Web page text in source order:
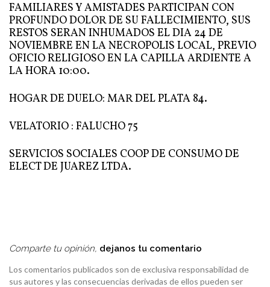
FAMILIARES Y AMISTADES PARTICIPAN CON
PROFUNDO DOLOR DE SU FALLECIMIENTO, SUS
RESTOS SERAN INHUMADOS EL DIA 24 DE
NOVIEMBRE EN LA NECROPOLIS LOCAL, PREVIO
OFICIO RELIGIOSO EN LA CAPILLA ARDIENTE A
LA HORA 10:00.
HOGAR DE DUELO: MAR DEL PLATA 84.
VELATORIO : FALUCHO 75
SERVICIOS SOCIALES COOP DE CONSUMO DE
ELECT DE JUAREZ LTDA.
Comparte tu opinión, dejanos tu comentario
Los comentarios publicados son de exclusiva responsabilidad de
sus autores y las consecuencias derivadas de ellos pueden ser